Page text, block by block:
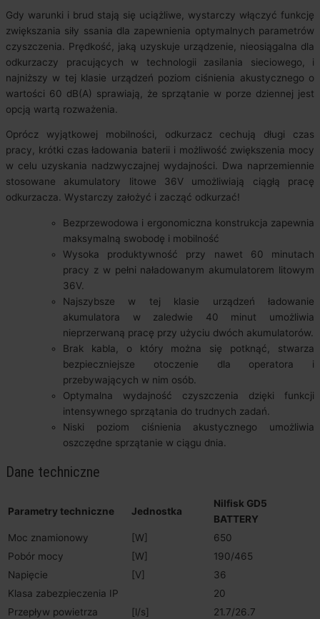
Gdy warunki i brud stają się uciążliwe, wystarczy włączyć funkcję
zwiększania siły ssania dla zapewnienia optymalnych parametrów
czyszczenia. Prędkość, jaką uzyskuje urządzenie, nieosiągalna dla
odkurzaczy pracujących w technologii zasilania sieciowego, i
najniższy w tej klasie urządzeń poziom ciśnienia akustycznego o
wartości 60 dB(A) sprawiają, że sprzątanie w porze dziennej jest
opcją wartą rozważenia.
Oprócz wyjątkowej mobilności, odkurzacz cechują długi czas
pracy, krótki czas ładowania baterii i możliwość zwiększenia mocy
w celu uzyskania nadzwyczajnej wydajności. Dwa naprzemiennie
stosowane akumulatory litowe 36V umożliwiają ciągłą pracę
odkurzacza. Wystarczy założyć i zacząć odkurzać!
Bezprzewodowa i ergonomiczna konstrukcja zapewnia
maksymalną swobodę i mobilność
Wysoka produktywność przy nawet 60 minutach
pracy z w pełni naładowanym akumulatorem litowym
36V.
Najszybsze w tej klasie urządzeń ładowanie
akumulatora w zaledwie 40 minut umożliwia
nieprzerwaną pracę przy użyciu dwóch akumulatorów.
Brak kabla, o który można się potknąć, stwarza
bezpieczniejsze otoczenie dla operatora i
przebywających w nim osób.
Optymalna wydajność czyszczenia dzięki funkcji
intensywnego sprzątania do trudnych zadań.
Niski poziom ciśnienia akustycznego umożliwia
oszczędne sprzątanie w ciągu dnia.
Dane techniczne
Parametry techniczne Jednostka
Nilfisk GD5
BATTERY
Moc znamionowy
[W]
650
Pobór mocy
[W]
190/465
Napięcie
[V]
36
Klasa zabezpieczenia IP
20
Przepływ powietrza
[l/s]
21.7/26.7